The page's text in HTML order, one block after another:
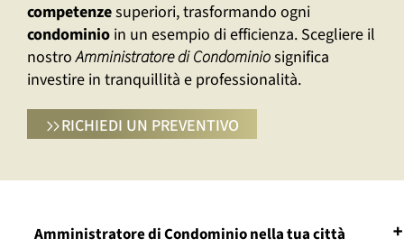
competenzesuperiori, trasformando ogni
condominio in un esempio di efficienza. Scegliere il
nostroAmministratore di Condominiosignifica
investire in tranquillità e professionalità.
RICHIEDI UN PREVENTIVO
Amministratore di Condominio nella tua città